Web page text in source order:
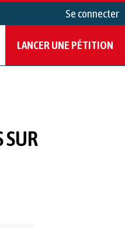
Se connecter
LANCER UNE PÉTITION
SUR